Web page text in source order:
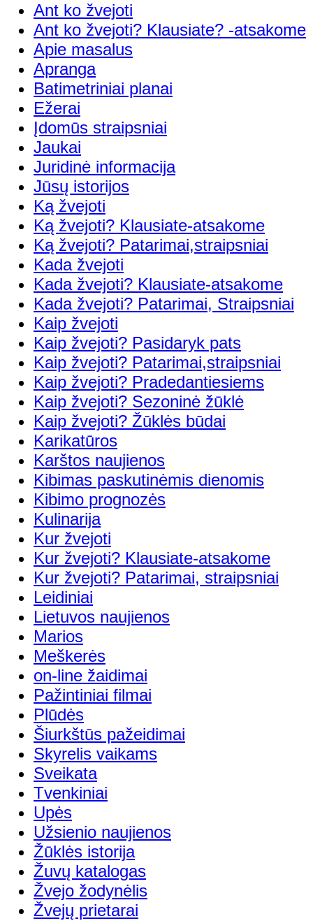
Ant ko žvejoti
Ant ko žvejoti? Klausiate? -atsakome
Apie masalus
Apranga
Batimetriniai planai
Ežerai
Įdomūs straipsniai
Jaukai
Juridinė informacija
Jūsų istorijos
Ką žvejoti
Ką žvejoti? Klausiate-atsakome
Ką žvejoti? Patarimai,straipsniai
Kada žvejoti
Kada žvejoti? Klausiate-atsakome
Kada žvejoti? Patarimai, Straipsniai
Kaip žvejoti
Kaip žvejoti? Pasidaryk pats
Kaip žvejoti? Patarimai,straipsniai
Kaip žvejoti? Pradedantiesiems
Kaip žvejoti? Sezoninė žūklė
Kaip žvejoti? Žūklės būdai
Karikatūros
Karštos naujienos
Kibimas paskutinėmis dienomis
Kibimo prognozės
Kulinarija
Kur žvejoti
Kur žvejoti? Klausiate-atsakome
Kur žvejoti? Patarimai, straipsniai
Leidiniai
Lietuvos naujienos
Marios
Meškerės
on-line žaidimai
Pažintiniai filmai
Plūdės
Šiurkštūs pažeidimai
Skyrelis vaikams
Sveikata
Tvenkiniai
Upės
Užsienio naujienos
Žūklės istorija
Žuvų katalogas
Žvejo žodynėlis
Žvejų prietarai